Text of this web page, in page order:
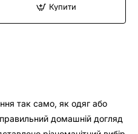
так само, як одяг або
домашній догляд
Купити